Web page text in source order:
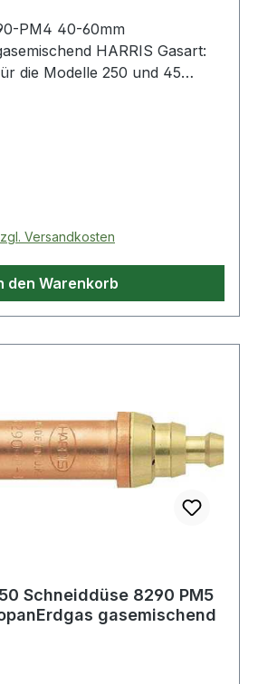
PM4 40-60mm
HARRIS Gasart:
die Modelle 250 und 45
Versandkosten
den Warenkorb
Schneiddüse 8290 PM5
gasemischend